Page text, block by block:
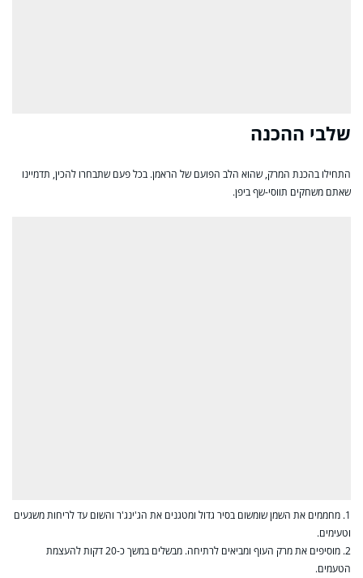
שלבי ההכנה
התחילו בהכנת המרק, שהוא הלב הפועם של הראמן. בכל פעם שתבחרו להכין, תדמיינו
שאתם משחקים תווסי-שף ביפן.
1. מחממים את השמן שומשום בסיר גדול ומטגנים את הג'ינג'ר והשום עד לריחות משגעים
וטעימים.
2. מוסיפים את מרק העוף ומביאים לרתיחה. מבשלים במשך כ-20 דקות להעצמת
הטעמים.